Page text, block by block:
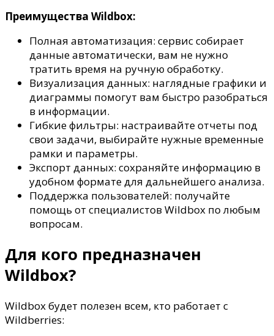
Преимущества Wildbox:
Полная автоматизация: сервис собирает
данные автоматически, вам не нужно
тратить время на ручную обработку.
Визуализация данных: наглядные графики и
диаграммы помогут вам быстро разобраться
в информации.
Гибкие фильтры: настраивайте отчеты под
свои задачи, выбирайте нужные временные
рамки и параметры.
Экспорт данных: сохраняйте информацию в
удобном формате для дальнейшего анализа.
Поддержка пользователей: получайте
помощь от специалистов Wildbox по любым
вопросам.
Для кого предназначен
Wildbox?
Wildbox будет полезен всем, кто работает с
Wildberries: